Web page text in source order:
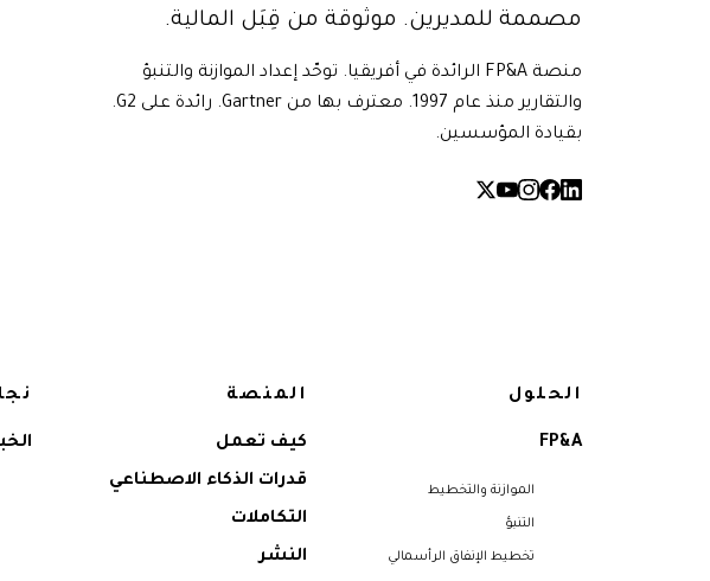
مصممة للمديرين. موثوقة من قِبَل المالية.
منصة FP&A الرائدة في أفريقيا. توحّد إعداد الموازنة والتنبؤ
والتقارير منذ عام 1997. معترف بها من Gartner. رائدة على G2.
بقيادة المؤسسين.
الحلول
FP&A
الموازنة والتخطيط
التنبؤ
تخطيط الإنفاق الرأسمالي
المنصة
كيف تعمل
قدرات الذكاء الاصطناعي
التكاملات
النشر